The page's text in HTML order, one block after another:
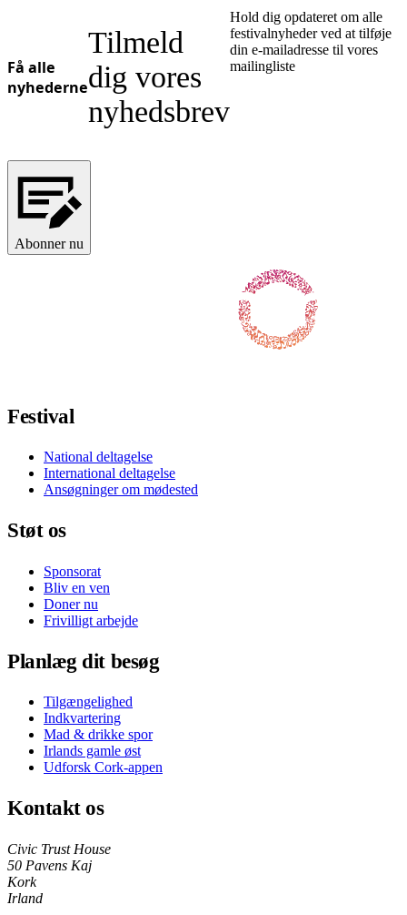
Få alle
nyhederne
Tilmeld
dig vores
nyhedsbrev
Hold dig opdateret om alle
festivalnyheder ved at tilføje
din e-mailadresse til vores
mailingliste
Abonner nu
Festival
National deltagelse
International deltagelse
Ansøgninger om mødested
Støt os
Sponsorat
Bliv en ven
Doner nu
Frivilligt arbejde
Planlæg dit besøg
Tilgængelighed
Indkvartering
Mad & drikke spor
Irlands gamle øst
Udforsk Cork-appen
Kontakt os
Civic Trust House
50 Pavens Kaj
Kork
Irland